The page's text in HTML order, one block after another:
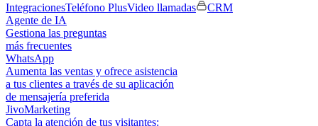
IntegracionesTeléfono PlusVideo llamadas
CRM
Agente de IA
Gestiona las preguntas
más frecuentes
WhatsApp
Aumenta las ventas y ofrece asistencia
a tus clientes a través de su aplicación
de mensajería preferida
JivoMarketing
Capta la atención de tus visitantes: